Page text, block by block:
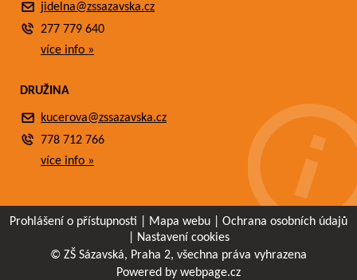
jidelna@zssazavska.cz
277 779 640
více info »
DRUŽINA
kucerova@zssazavska.cz
778 712 766
více info »
Prohlášení o přístupnosti Mapa webu
Ochrana osobních údajů
Nastavení cookies
© ZŠ Sázavská, Praha 2, všechna práva vyhrazena
Powered by webpage.cz